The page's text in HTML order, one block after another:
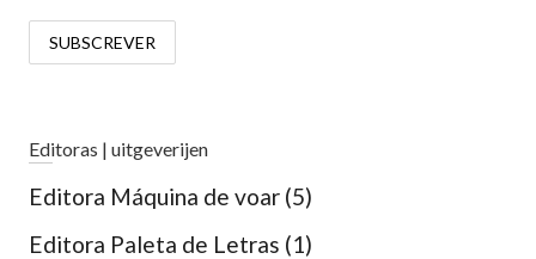
Editoras | uitgeverijen
Editora Máquina de voar (5)
Editora Paleta de Letras (1)